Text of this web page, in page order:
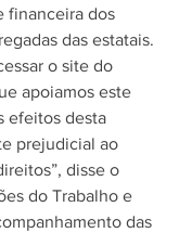
financeira dos
das estatais.
o site do
apoiamos este
efeitos desta
prejudicial ao
disse o
do Trabalho e
das